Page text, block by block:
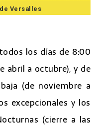
Versalles
los días de 8:00
abril a octubre), y de
(de noviembre a
excepcionales y los
(cierre a las